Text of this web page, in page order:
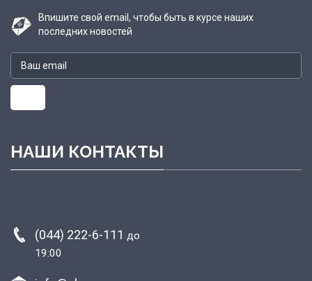
Впишите свой email, чтобы быть в курсе наших
последних новостей
НАШИ КОНТАКТЫ
(044) 222-6-111 до
19:00